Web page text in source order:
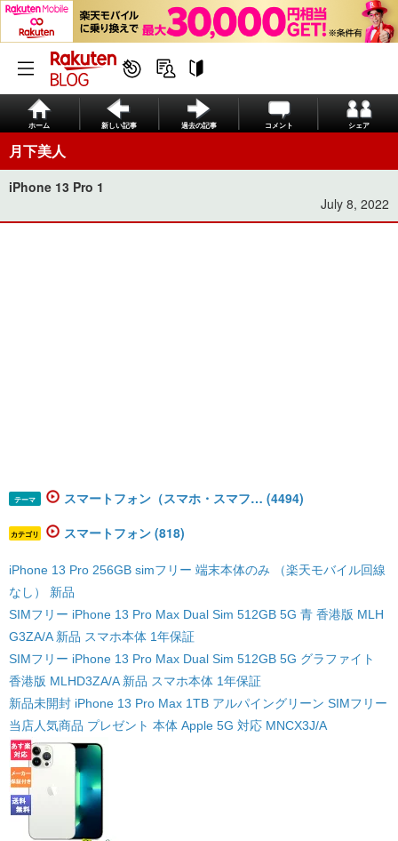
ホーム 新しい記事 過去の記事 コメント シェア
月下美人
iPhone 13 Pro 1
July 8, 2022
テーマ スマートフォン（スマホ・スマフ… (4494)
カテゴリ スマートフォン (818)
iPhone 13 Pro 256GB simフリー 端末本体のみ （楽天モバイル回線
なし） 新品
SIMフリー iPhone 13 Pro Max Dual Sim 512GB 5G 青 香港版 MLH
G3ZA/A 新品 スマホ本体 1年保証
SIMフリー iPhone 13 Pro Max Dual Sim 512GB 5G グラファイト
香港版 MLHD3ZA/A 新品 スマホ本体 1年保証
新品未開封 iPhone 13 Pro Max 1TB アルパイングリーン SIMフリー
当店人気商品 プレゼント 本体 Apple 5G 対応 MNCX3J/A